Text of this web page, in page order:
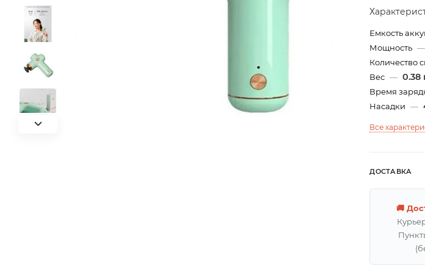
Емкость
Мощность —
Количество
Вес — 0.38
Время
Насадки —
Все
ДОСТАВКА
🚚